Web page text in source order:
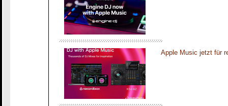
Apple Music jetzt für